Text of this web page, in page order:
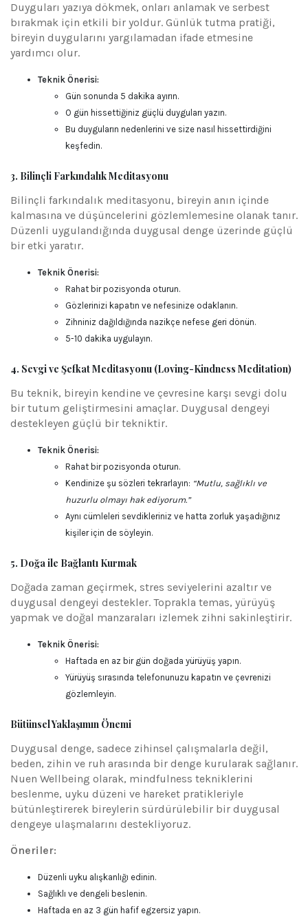
Duyguları yazıya dökmek, onları anlamak ve serbest
bırakmak için etkili bir yoldur. Günlük tutma pratiği,
bireyin duygularını yargılamadan ifade etmesine
yardımcı olur.
Teknik Önerisi:
Gün sonunda 5 dakika ayırın.
O gün hissettiğiniz güçlü duyguları yazın.
Bu duyguların nedenlerini ve size nasıl hissettirdiğini
keşfedin.
3. Bilinçli Farkındalık Meditasyonu
Bilinçli farkındalık meditasyonu, bireyin anın içinde
kalmasına ve düşüncelerini gözlemlemesine olanak tanır.
Düzenli uygulandığında duygusal denge üzerinde güçlü
bir etki yaratır.
Teknik Önerisi:
Rahat bir pozisyonda oturun.
Gözlerinizi kapatın ve nefesinize odaklanın.
Zihniniz dağıldığında nazikçe nefese geri dönün.
5-10 dakika uygulayın.
4. Sevgi ve Şefkat Meditasyonu (Loving-Kindness Meditation)
Bu teknik, bireyin kendine ve çevresine karşı sevgi dolu
bir tutum geliştirmesini amaçlar. Duygusal dengeyi
destekleyen güçlü bir tekniktir.
Teknik Önerisi:
Rahat bir pozisyonda oturun.
Kendinize şu sözleri tekrarlayın: “Mutlu, sağlıklı ve
huzurlu olmayı hak ediyorum.”
Aynı cümleleri sevdikleriniz ve hatta zorluk yaşadığınız
kişiler için de söyleyin.
5. Doğa ile Bağlantı Kurmak
Doğada zaman geçirmek, stres seviyelerini azaltır ve
duygusal dengeyi destekler. Toprakla temas, yürüyüş
yapmak ve doğal manzaraları izlemek zihni sakinleştirir.
Teknik Önerisi:
Haftada en az bir gün doğada yürüyüş yapın.
Yürüyüş sırasında telefonunuzu kapatın ve çevrenizi
gözlemleyin.
Bütünsel Yaklaşımın Önemi
Duygusal denge, sadece zihinsel çalışmalarla değil,
beden, zihin ve ruh arasında bir denge kurularak sağlanır.
Nuen Wellbeing olarak, mindfulness tekniklerini
beslenme, uyku düzeni ve hareket pratikleriyle
bütünleştirerek bireylerin sürdürülebilir bir duygusal
dengeye ulaşmalarını destekliyoruz.
Öneriler:
Düzenli uyku alışkanlığı edinin.
Sağlıklı ve dengeli beslenin.
Haftada en az 3 gün hafif egzersiz yapın.